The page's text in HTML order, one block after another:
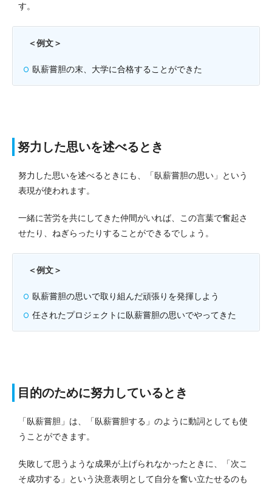
す。
＜例文＞
臥薪嘗胆の末、大学に合格することができた
努力した思いを述べるとき
努力した思いを述べるときにも、「臥薪嘗胆の思い」という
表現が使われます。
一緒に苦労を共にしてきた仲間がいれば、この言葉で奮起さ
せたり、ねぎらったりすることができるでしょう。
＜例文＞
臥薪嘗胆の思いで取り組んだ頑張りを発揮しよう
任されたプロジェクトに臥薪嘗胆の思いでやってきた
目的のために努力しているとき
「臥薪嘗胆」は、「臥薪嘗胆する」のように動詞としても使
うことができます。
失敗して思うような成果が上げられなかったときに、「次こ
そ成功する」という決意表明として自分を奮い立たせるのも